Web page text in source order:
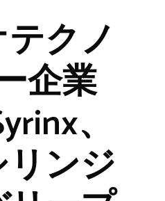
クノ
企業
、
ンジ